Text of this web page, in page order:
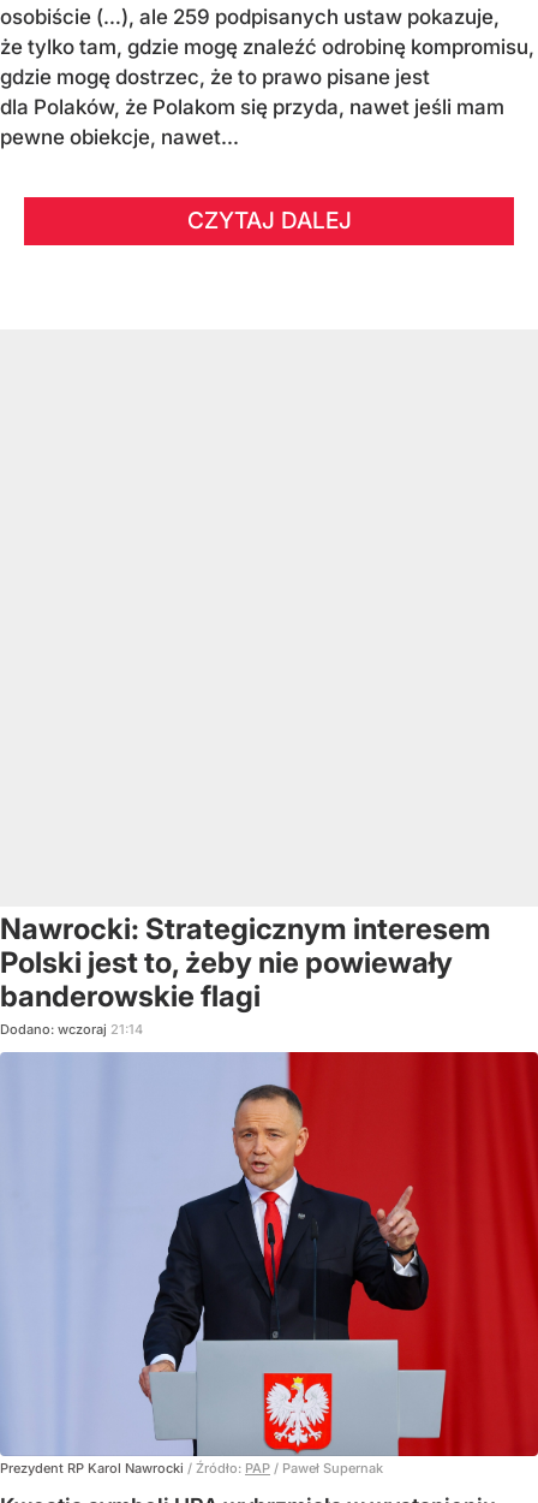
osobiście (…), ale 259 podpisanych ustaw pokazuje,
że tylko tam, gdzie mogę znaleźć odrobinę kompromisu,
gdzie mogę dostrzec, że to prawo pisane jest
dla Polaków, że Polakom się przyda, nawet jeśli mam
pewne obiekcje, nawet...
CZYTAJ DALEJ
Nawrocki: Strategicznym interesem
Polski jest to, żeby nie powiewały
banderowskie flagi
Dodano: wczoraj 21:14
Prezydent RP Karol Nawrocki / Źródło: PAP / Paweł Supernak